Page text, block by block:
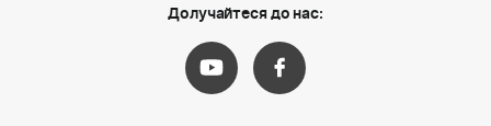
Долучайтеся до нас: